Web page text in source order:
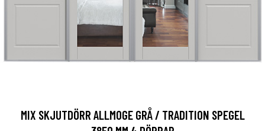
MIX SKJUTDÖRR ALLMOGE GRÅ / TRADITION SPEGEL